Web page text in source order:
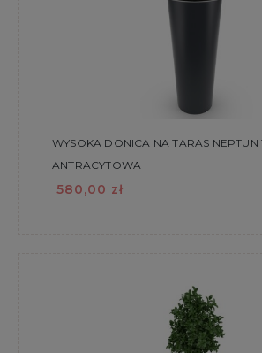
WYSOKA DONICA NA TARAS NEPTUN
ANTRACYTOWA
580,00 zł